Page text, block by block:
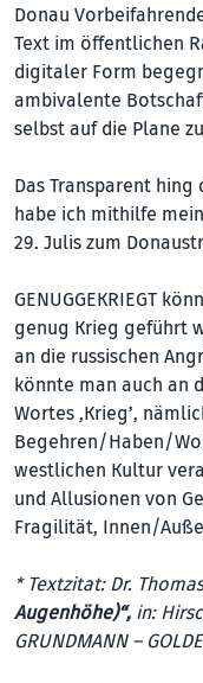
Donau
Text im öffentlichen
digitaler Form
ambivalente
selbst auf die Plane
Das Transparent hing
habe ich mithilfe
29. Julis zum
GENUGGEKRIEGT
genug Krieg geführt
an die russischen
könnte man auch an
Wortes ‚Krieg’,
Begehren/Haben/
westlichen Kultur
und Allusionen von
Fragilität, Innen/
* Textzitat: Dr.
Augenhöhe)“, in:
GRUNDMANN –